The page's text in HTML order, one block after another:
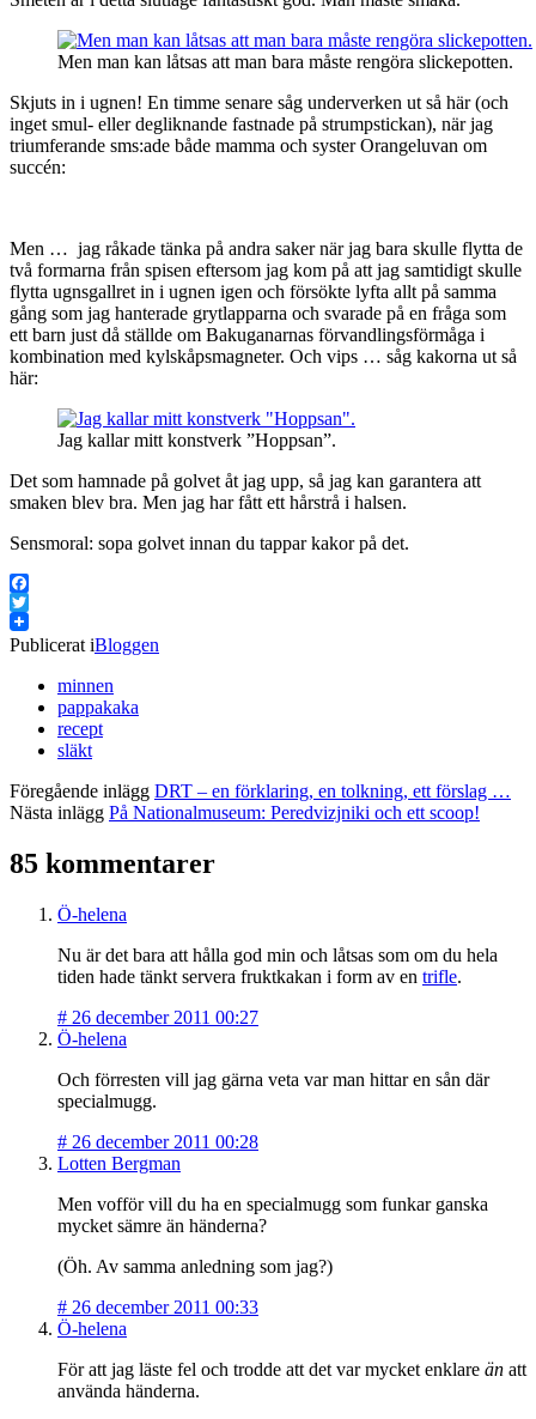
Men man kan låtsas att man bara måste rengöra slickepotten.
Skjuts in i ugnen! En timme senare såg underverken ut så här (och
inget smul- eller degliknande fastnade på strumpstickan), när jag
triumferande sms:ade både mamma och syster Orangeluvan om
succén:
Men … jag råkade tänka på andra saker när jag bara skulle flytta de
två formarna från spisen eftersom jag kom på att jag samtidigt skulle
flytta ugnsgallret in i ugnen igen och försökte lyfta allt på samma
gång som jag hanterade grytlapparna och svarade på en fråga som
ett barn just då ställde om Bakuganarnas förvandlingsförmåga i
kombination med kylskåpsmagneter. Och vips … såg kakorna ut så
här:
Jag kallar mitt konstverk ”Hoppsan”.
Det som hamnade på golvet åt jag upp, så jag kan garantera att
smaken blev bra. Men jag har fått ett hårstrå i halsen.
Sensmoral: sopa golvet innan du tappar kakor på det.
Facebook
Twitter
Publicerat iBloggen
minnen
pappakaka
recept
släkt
Föregående inlägg DRT – en förklaring, en tolkning, ett förslag …
Nästa inlägg På Nationalmuseum: Peredvizjniki och ett scoop!
85 kommentarer
Ö-helena
Nu är det bara att hålla god min och låtsas som om du hela
tiden hade tänkt servera fruktkakan i form av en trifle.
# 26 december 2011 00:27
Ö-helena
Och förresten vill jag gärna veta var man hittar en sån där
specialmugg.
# 26 december 2011 00:28
Lotten Bergman
Men vofför vill du ha en specialmugg som funkar ganska
mycket sämre än händerna?
(Öh. Av samma anledning som jag?)
# 26 december 2011 00:33
Ö-helena
För att jag läste fel och trodde att det var mycket enklare än att
använda händerna.